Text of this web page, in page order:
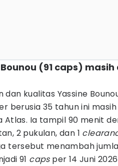
Bounou (91 caps)
dan kualitas Yassine
berusia 35 tahun ini
Atlas. Ia tampil 90 menit
2 pukulan, dan 1
tersebut menambah
91 capsper 14 Juni